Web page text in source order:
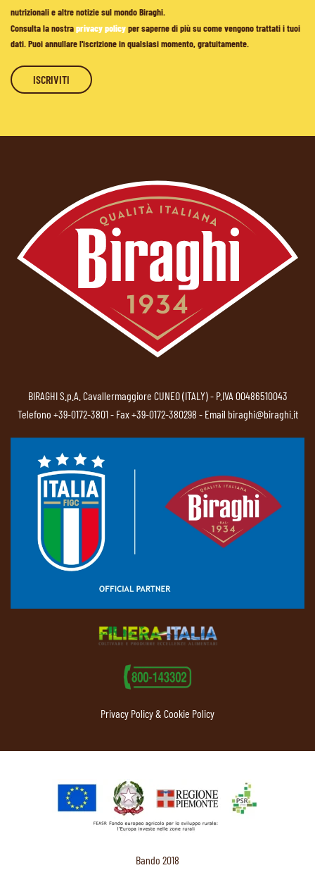
nutrizionali e altre notizie sul mondo Biraghi.
Consulta la nostraprivacy policyper saperne di più su come vengono trattati i tuoi
dati. Puoi annullare l'iscrizione in qualsiasi momento, gratuitamente.
BIRAGHI S.p.A. Cavallermaggiore CUNEO (ITALY) - P.IVA 00486510043
Telefono +39-0172-3801- Fax +39-0172-380298 - Email biraghi@biraghi.it
Privacy Policy & Cookie Policy
Bando 2018